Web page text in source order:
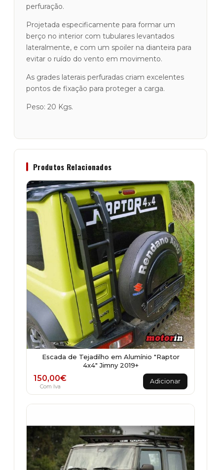
perfuração.
Projetada especificamente para formar um
berço no interior com tubulares levantados
lateralmente, e com um spoiler na dianteira para
evitar o ruído do vento em movimento.
As grades laterais perfuradas criam excelentes
pontos de fixação para proteger a carga.
Peso: 20 Kgs.
Produtos Relacionados
Escada de Tejadilho em Alumínio "Raptor
4x4" Jimny 2019+
150,00€
Com Iva
Adicionar